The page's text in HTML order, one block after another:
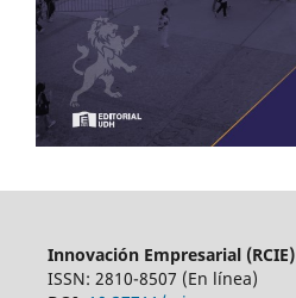
Innovación Empresarial (RCIE)
ISSN: 2810-8507 (En línea)